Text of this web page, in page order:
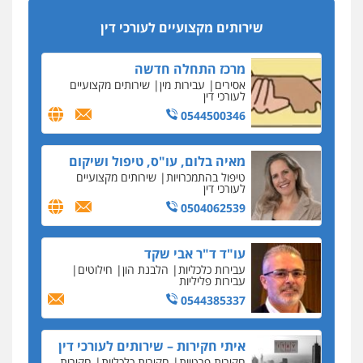
שירותים מקצועיים לעורכי דין
מרכז התחלה חדשה
אסירים עבירות מין שירותים מקצועיים
לעורכי דין
0544500346
מאיה בלום, עו"ס, טיפול ושיקום
טיפול בהתמכרויות שירותים מקצועיים
לעורכי דין
0504062539
עו"ד ד"ר אבי שקד
עבירות כלכליות הלבנת הון חילוטים
עבירות פליליות
0544385337
איתי חקירות – שירותים לעורכי דין
כתב האישום נגד עו"ד עידן דביר: האונס והמחירון
לאקטים מיניים
כתב אישום: יו"ר ש"ס לשעבר בחיפה וסינדיקאט
ההלוואות של משפחת הרינג
הפרקליטות: הרב נתנאל חייק ואביו הרב אריה חייק
שמשו אנשי
החשוד ברצח עו"ד ארבל פלדמן טען לרקע נפשי
ושתק בחקירתו
בבית המשפט התברר כי לחשוד, אחמד אלרג'וב
מרמלה, לא נערכה
יחסי עו"ד לקוח
עורכת דין נעצרה בחשד להעברת סם לנאשם בכלא
השרון
דבר למיקרופון
נציב תלונות הציבור על השופטים: עדיף למעט
בפרקטיקה של דיונים "מחוץ לפרוטוקול"